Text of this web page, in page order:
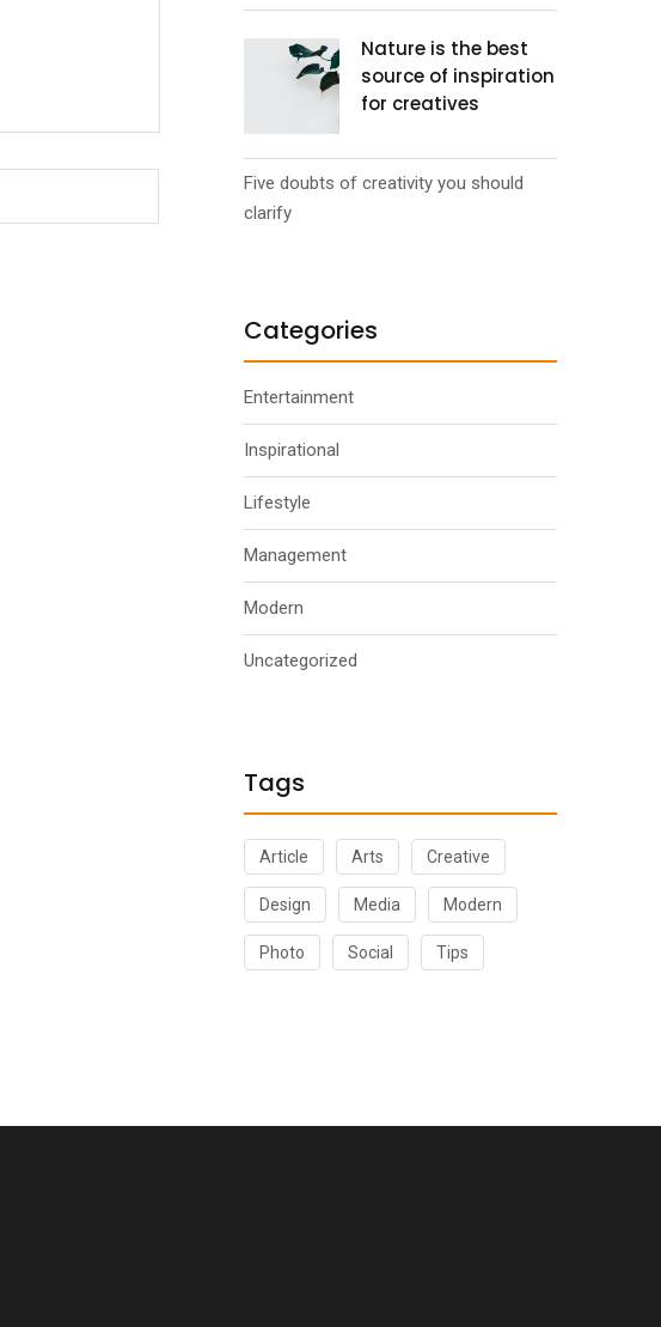
Nature is the best
source of inspiration
for creatives
Five doubts of creativity you should
clarify
Categories
Entertainment
Inspirational
Lifestyle
Management
Modern
Uncategorized
Tags
Article Arts Creative
Design Media Modern
Photo Social Tips